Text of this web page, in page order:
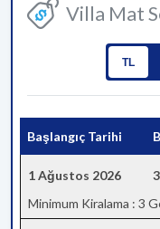
Villa Mat
TL
Başlangıç Tarihi
1 Ağustos 2026
Minimum Kiralama : 3